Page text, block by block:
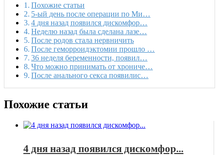
Похожие статьи
5-ый день после операции по Ми…
4 дня назад появился дискомфор…
Неделю назад была сделана лазе…
После родов стала нервничить
После геморроидэктомии прошло …
36 неделя беременности, появил…
Что можно принимать от хрониче…
После анального секса появилис…
Похожие статьи
4 дня назад появился дискомфор...